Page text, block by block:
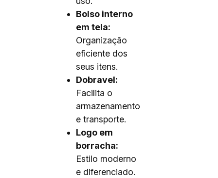
Bolso interno
em tela:
Organização
eficiente dos
seus itens.
Dobravel:
Facilita o
armazenamento
e transporte.
Logo em
borracha:
Estilo moderno
e diferenciado.